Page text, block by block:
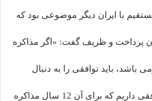
با ایران دیگر موضوعی بود که
آن پرداخت و ظریف گفت: «اگر مذاکره
باید توافقی را به دنبال
داشت باشد اما هم اکنون توافقی داریم که برای آن 12 سال مذاکره